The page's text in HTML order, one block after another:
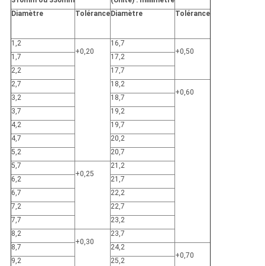
Diamètre
Tolérance Diamètre Tolérance
1,2
+0,20
16,7
+0,50
1,7
17,2
2,2
17,7
2,7
18,2
+0,60
3,2
18,7
3,7
19,2
4,2
19,7
4,7
20,2
5,2
20,7
5,7
+0,25
21,2
6,2
21,7
6,7
22,2
7,2
22,7
7,7
23,2
8,2
+0,30
23,7
8,7
24,2
+0,70
9,2
25,2